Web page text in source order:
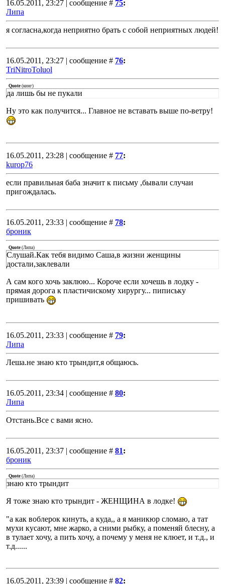
16.05.2011, 23:27 | сообщение # 75:
Липа
я согласна,когда неприятно брать с собой неприятных людей!
16.05.2011, 23:27 | сообщение # 76:
TriNitroToluol
Quote (кинг)
да лишь бы не пукали
Ну это как получится... Главное не вставать выше по-ветру!
16.05.2011, 23:28 | сообщение # 77:
kurop76
если правильная баба значит к письму ,бывали случаи
пригождалась.
16.05.2011, 23:33 | сообщение # 78:
броник
Quote (Липа)
Слушай.Как тебя видимо Саша,в жизни женщины
достали,заклевали
А сам кого хочь заклюю... Короче если хочешь в лодку -
прямая дорога к пластичискому хирургу... пипиську
пришивать
16.05.2011, 23:33 | сообщение # 79:
Липа
Леша.не знаю кто трындит,я общаюсь.
16.05.2011, 23:34 | сообщение # 80:
Липа
Отстань.Все с вами ясно.
16.05.2011, 23:37 | сообщение # 81:
броник
Quote (Липа)
знаю кто трындит
Я тоже знаю кто трындит - ЖЕНЩИНА в лодке!
"а как воблерок кинуть, а куда,, а я маникюр сломаю, а тат
мухи кусают, мне жарко, а сними рыбку, а поменяй блесну, а
в тулает хочу, а пить хочу, а почему у меня не клюет, и т.д., и
т.д......
16.05.2011, 23:39 | сообщение # 82: